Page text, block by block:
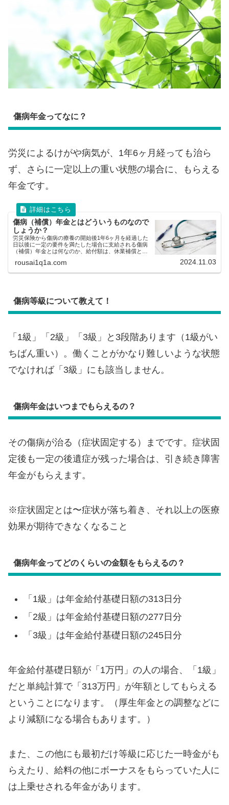
傷病年金ってなに？
労災によるけがや病気が、1年6ヶ月経っても治ら
ず、さらに一定以上の重い状態の場合に、もらえる
年金です。
傷病（補償）年金とはどういうものなので
しょうか？
労災保険から傷病の療養の開始後1年6ヶ月を経過した
日以後に一定の要件を満たした場合に支給される傷病
（補償）年金とは何なのか、給付額は、休業補償との
しています。
rousai1q1a.com 2024.11.03
傷病等級について教えて！
「1級」「2級」「3級」と3段階あります（1級がい
ちばん重い）。働くことがかなり難しいような状態
でなければ「3級」にも該当しません。
傷病年金はいつまでもらえるの？
その傷病が治る（症状固定する）までです。症状固
定後も一定の後遺症が残った場合は、引き続き障害
年金がもらえます。
※症状固定とは〜症状が落ち着き、それ以上の医療
効果が期待できなくなること
傷病年金ってどのくらいの金額をもらえるの？
「1級」は年金給付基礎日額の313日分
「2級」は年金給付基礎日額の277日分
「3級」は年金給付基礎日額の245日分
年金給付基礎日額が「1万円」の人の場合、「1級」
だと単純計算で「313万円」が年額としてもらえる
ということになります。（厚生年金との調整などに
より減額になる場合もあります。）
また、この他にも最初だけ等級に応じた一時金がも
らえたり、給料の他にボーナスをもらっていた人に
は上乗せされる年金があります。